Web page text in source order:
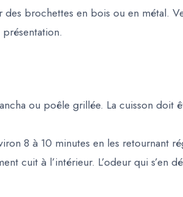
des brochettes en bois ou en métal.
ou poêle grillée. La cuisson doit
8 à 10 minutes en les retournant
cuit à l’intérieur. L’odeur qui s’en